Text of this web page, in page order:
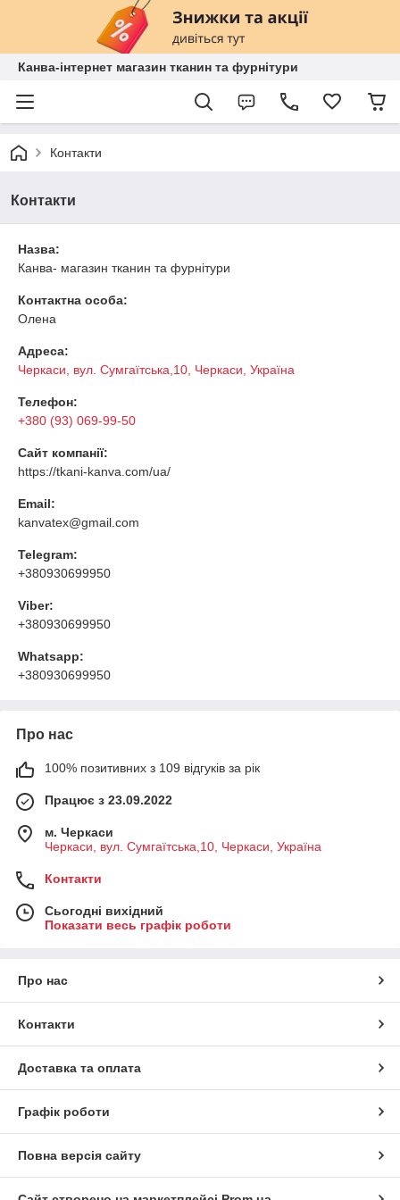
Канва-інтернет магазин тканин та фурнітури
Контакти
Контакти
Назва:
Канва- магазин тканин та фурнітури
Контактна особа:
Олена
Адреса:
Черкаси, вул. Сумгаїтська,10, Черкаси, Україна
Телефон:
+380 (93) 069-99-50
Сайт компанії:
https://tkani-kanva.com/ua/
Email:
kanvatex@gmail.com
Telegram:
+380930699950
Viber:
+380930699950
Whatsapp:
+380930699950
Про нас
100% позитивних з 109 відгуків за рік
Працює з 23.09.2022
м. Черкаси
Черкаси, вул. Сумгаїтська,10, Черкаси, Україна
Контакти
Сьогодні вихідний
Показати весь графік роботи
Про нас
Контакти
Доставка та оплата
Графік роботи
Повна версія сайту